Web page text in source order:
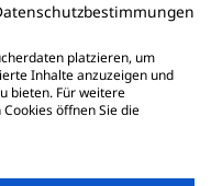
platzieren, um
Inhalte anzuzeigen und
bieten. Für weitere
öffnen Sie die